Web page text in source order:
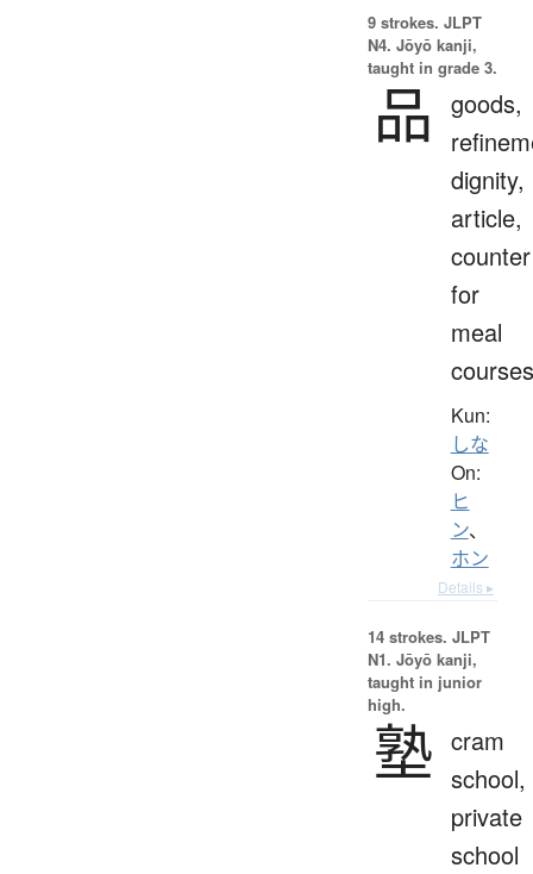
9 strokes. JLPT
N4. Jōyō kanji,
taught in grade 3.
品
goods,
dignity,
article,
counter
for
meal
courses
Kun:
しな
On:
ヒ
ン、
ホン
Details ▸
14 strokes. JLPT
N1. Jōyō kanji,
taught in junior
high.
塾 cram
school,
private
school